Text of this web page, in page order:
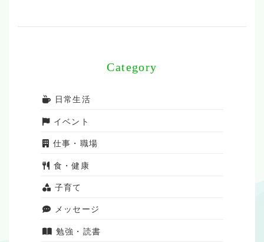
Category
日常生活
イベント
仕事・職場
食・健康
子育て
メッセージ
勉強・読書